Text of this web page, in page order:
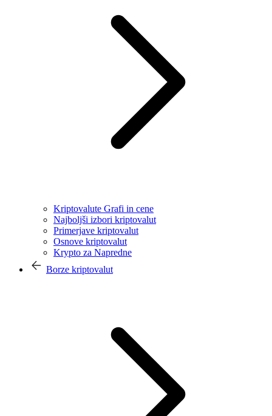
Kriptovalute Grafi in cene
Najboljši izbori kriptovalut
Primerjave kriptovalut
Osnove kriptovalut
Krypto za Napredne
Borze kriptovalut